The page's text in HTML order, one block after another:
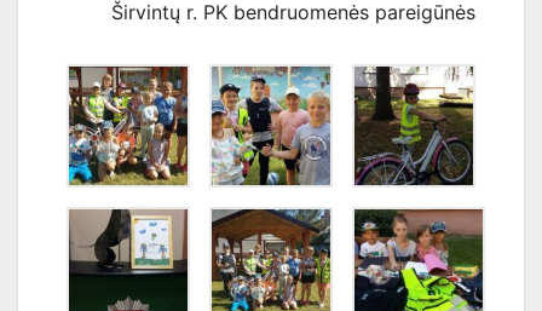
Širvintų r. PK bendruomenės pareigūnės